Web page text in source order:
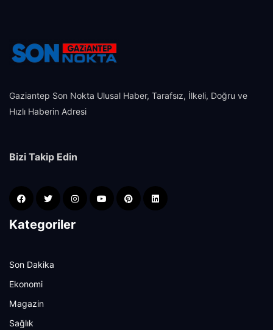
Gaziantep Son Nokta Ulusal Haber, Tarafsız, İlkeli, Doğru ve
Hızlı Haberin Adresi
Bizi Takip Edin
Kategoriler
Son Dakika
Ekonomi
Magazin
Sağlık